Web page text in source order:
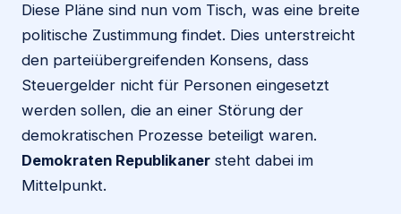
Diese Pläne sind nun vom Tisch, was eine breite
politische Zustimmung findet. Dies unterstreicht
den parteiübergreifenden Konsens, dass
Steuergelder nicht für Personen eingesetzt
werden sollen, die an einer Störung der
demokratischen Prozesse beteiligt waren.
Demokraten Republikaner steht dabei im
Mittelpunkt.